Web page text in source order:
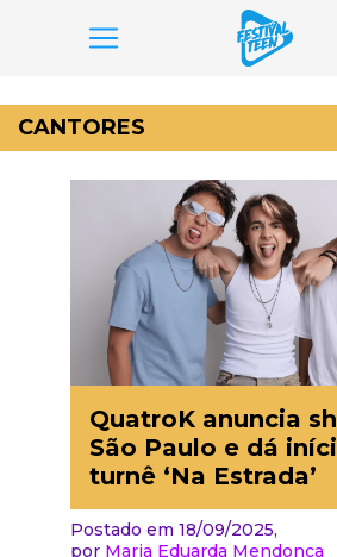
para
o
conteúdo
CANTORES
QuatroK anuncia
São Paulo e dá
turnê ‘Na Estrada’
Postado em 18/09/2025,
por Maria Eduarda Mendonça